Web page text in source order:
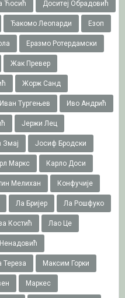
Ћосић Доситеј Обрадовић
Ђакомо Леопарди Езоп
Еразмо Ротердамски
Жак Превер
Жорж Санд
Иван Тургењев Иво Андрић
Јержи Лец
Змај Јосиф Бродски
Маркс Карло Доси
Мелихан Конфучије
Ла Бријер Ла Рошфуко
Костић Лао Це
Тереза Максим Горки
Маркес